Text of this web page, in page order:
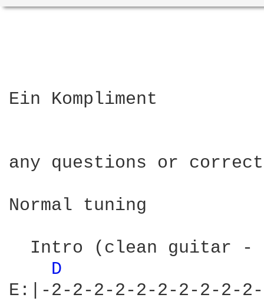
Ein Kompliment
any questions or
Normal tuning
Intro (clean guitar -
D
E:|-2-2-2-2-2-2-2-2-2-